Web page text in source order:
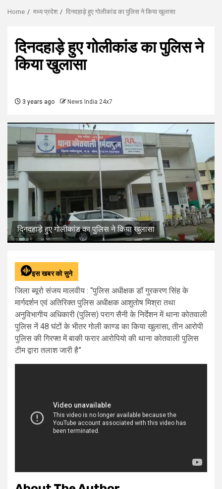
Home मध्य प्रदेश दिनदहाड़े हुए गोलीकांड का पुलिस ने किया खुलासा
दिनदहाड़े हुए गोलीकांड का पुलिस ने
किया खुलासा
3 years ago News India 24x7
दिनदहाड़े हुए गोलीकांड का पुलिस ने किया खुलासा
इस खबर को सुने
जिला ब्यूरो संजय मालवीय : “पुलिस अधीक्षक डॉ गुरकरण सिंह के
मार्गदर्शन एवं अतिरिक्त पुलिस अधीक्षक आशुतोष मिश्रा तथा
अनुविभागीय अधिकारी (पुलिस) पराग सैनी के निर्देशन में थाना कोतवाली
पुलिस नें 48 घंटों के भीतर गोली काण्ड का किया खुलासा, तीन आरोपी
पुलिस की गिरफ्त में बाकी फरार आरोपियो की थाना कोतवाली पुलिस
टीम द्वारा तलाश जारी है”